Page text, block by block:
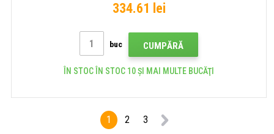
334.61 lei
buc CUMPĂRĂ
ÎN STOC ÎN STOC 10 ȘI MAI MULTE BUCĂŢI
1 2 3